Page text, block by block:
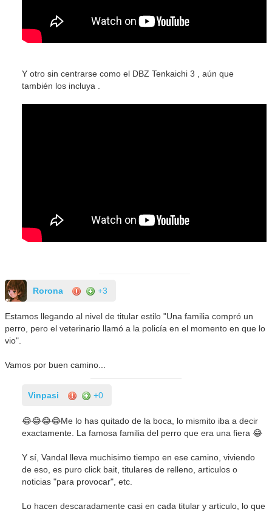
Y otro sin centrarse como el DBZ Tenkaichi 3 , aún que
también los incluya .
Rorona +3
Estamos llegando al nivel de titular estilo "Una familia compró un
perro, pero el veterinario llamó a la policía en el momento en que lo
vio".
Vamos por buen camino...
Vinpasi +0
😂😂😂😂Me lo has quitado de la boca, lo mismito iba a decir
exactamente. La famosa familia del perro que era una fiera 😂
Y sí, Vandal lleva muchisimo tiempo en ese camino, viviendo
de eso, es puro click bait, titulares de relleno, articulos o
noticias "para provocar", etc.
Lo hacen descaradamente casi en cada titular y articulo, lo que